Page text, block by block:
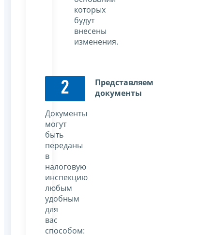
которых
будут
внесены
изменения.
2
Представляем
документы
Документы
могут
быть
переданы
в
налоговую
инспекцию
любым
удобным
для
вас
способом: